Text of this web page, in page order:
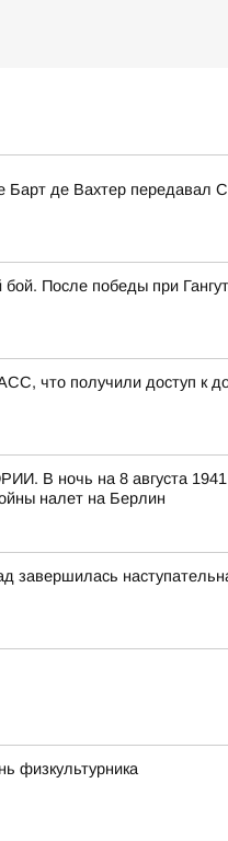
Барт де Вахтер передавал
бой. После победы при
что получили доступ к
В ночь на 8 августа 1941
налет на Берлин
завершилась
физкультурника